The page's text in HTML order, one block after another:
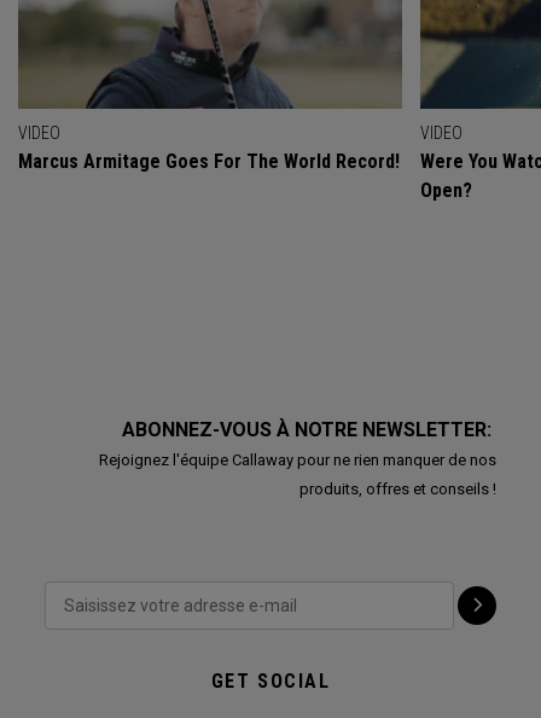
VIDEO
Marcus Armitage Goes For The World Record!
VIDEO
Were You
Open?
ABONNEZ-VOUS À NOTRE NEWSLETTER:
Rejoignez l'équipe Callaway pour ne rien manquer de nos
produits, offres et conseils !
GET SOCIAL